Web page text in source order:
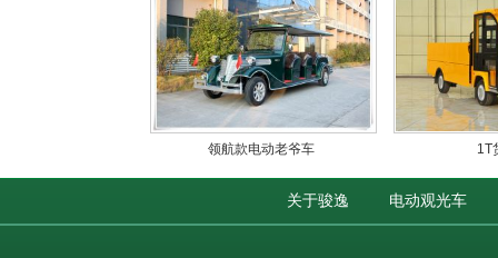
领航款电动老爷车 1T
关于骏逸 电动观光车